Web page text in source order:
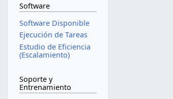
Software
Software Disponible
Ejecución de Tareas
Estudio de Eficiencia
(Escalamiento)
Soporte y
Entrenamiento